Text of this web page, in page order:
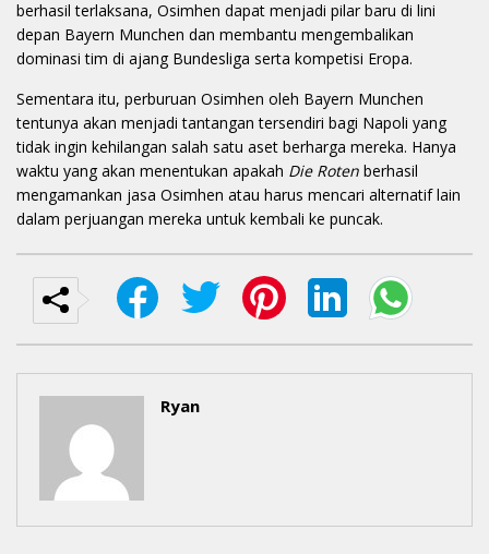
berhasil terlaksana, Osimhen dapat menjadi pilar baru di lini
depan Bayern Munchen dan membantu mengembalikan
dominasi tim di ajang Bundesliga serta kompetisi Eropa.
Sementara itu, perburuan Osimhen oleh Bayern Munchen
tentunya akan menjadi tantangan tersendiri bagi Napoli yang
tidak ingin kehilangan salah satu aset berharga mereka. Hanya
waktu yang akan menentukan apakah Die Roten berhasil
mengamankan jasa Osimhen atau harus mencari alternatif lain
dalam perjuangan mereka untuk kembali ke puncak.
Ryan